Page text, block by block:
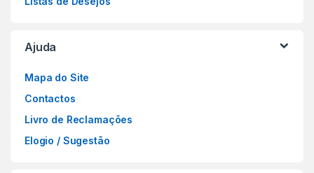
Ajuda
Mapa do Site
Contactos
Livro de Reclamações
Elogio / Sugestão